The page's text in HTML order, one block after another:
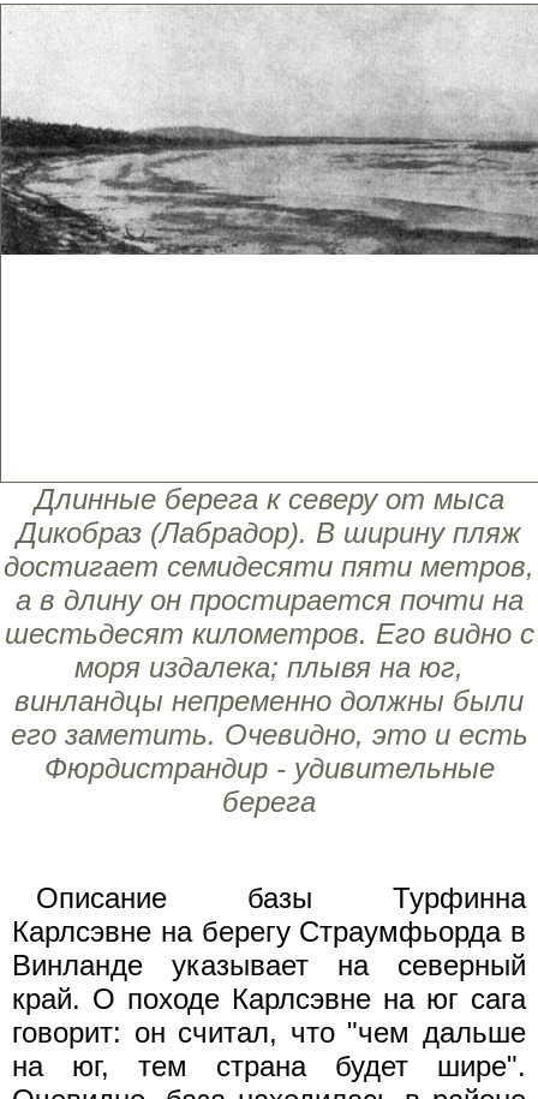
Длинные берега к северу от мыса
Дикобраз (Лабрадор). В ширину пляж
достигает семидесяти пяти метров,
а в длину он простирается почти на
шестьдесят километров. Его видно с
моря издалека; плывя на юг,
винландцы непременно должны были
его заметить. Очевидно, это и есть
Фюрдистрандир - удивительные
берега
Описание базы Турфинна
Карлсэвне на берегу Страумфьорда в
Винланде указывает на северный
край. О походе Карлсэвне на юг сага
говорит: он считал, что "чем дальше
на юг, тем страна будет шире".